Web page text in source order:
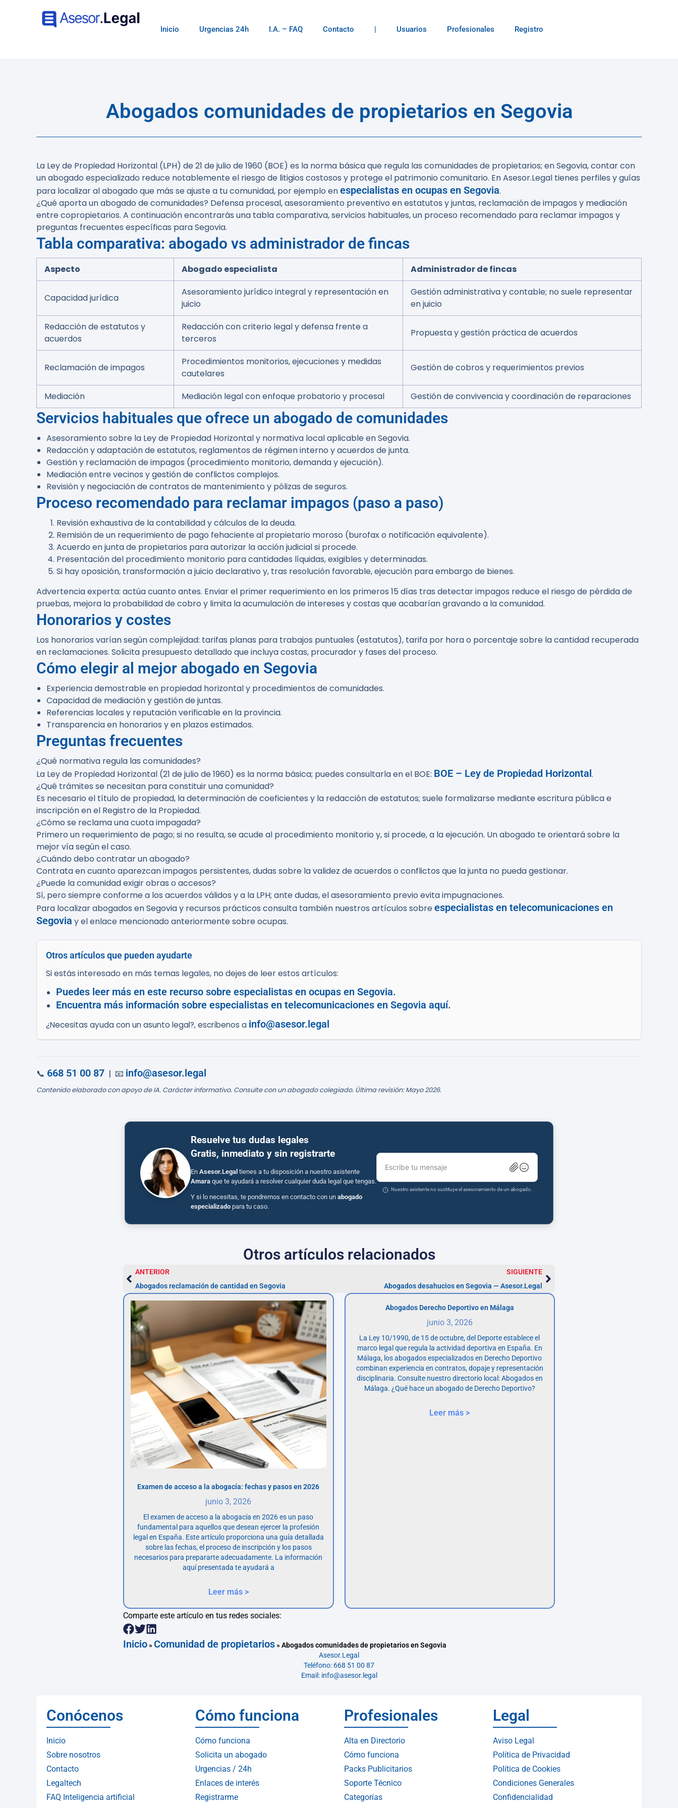
Inicio Urgencias 24h I.A. – FAQ Contacto | Usuarios Profesionales Registro
Abogados comunidades de propietarios en Segovia
La Ley de Propiedad Horizontal (LPH) de 21 de julio de 1960 (BOE) es la norma básica que regula las comunidades de propietarios; en Segovia, contar con
un abogado especializado reduce notablemente el riesgo de litigios costosos y protege el patrimonio comunitario. En Asesor.Legal tienes perfiles y guías
para localizar al abogado que más se ajuste a tu comunidad, por ejemplo enespecialistas en ocupas en Segovia.
¿Qué aporta un abogado de comunidades? Defensa procesal, asesoramiento preventivo en estatutos y juntas, reclamación de impagos y mediación
entre copropietarios. A continuación encontrarás una tabla comparativa, servicios habituales, un proceso recomendado para reclamar impagos y
preguntas frecuentes específicas para Segovia.
Tabla comparativa: abogado vs administrador de fincas
Aspecto Abogado especialista Administrador de fincas
Capacidad jurídica
Asesoramiento jurídico integral y representación en
juicio
Gestión administrativa y contable; no suele representar
en juicio
Redacción de estatutos y
acuerdos
Redacción con criterio legal y defensa frente a
terceros
Propuesta y gestión práctica de acuerdos
Reclamación de impagos
Procedimientos monitorios, ejecuciones y medidas
cautelares
Gestión de cobros y requerimientos previos
Mediación Mediación legal con enfoque probatorio y procesal Gestión de convivencia y coordinación de reparaciones
Servicios habituales que ofrece un abogado de comunidades
Asesoramiento sobre la Ley de Propiedad Horizontal y normativa local aplicable en Segovia.
Redacción y adaptación de estatutos, reglamentos de régimen interno y acuerdos de junta.
Gestión y reclamación de impagos (procedimiento monitorio, demanda y ejecución).
Mediación entre vecinos y gestión de conflictos complejos.
Revisión y negociación de contratos de mantenimiento y pólizas de seguros.
Proceso recomendado para reclamar impagos (paso a paso)
Revisión exhaustiva de la contabilidad y cálculos de la deuda.
Remisión de un requerimiento de pago fehaciente al propietario moroso (burofax o notificación equivalente).
Acuerdo en junta de propietarios para autorizar la acción judicial si procede.
Presentación del procedimiento monitorio para cantidades líquidas, exigibles y determinadas.
Si hay oposición, transformación a juicio declarativo y, tras resolución favorable, ejecución para embargo de bienes.
Advertencia experta: actúa cuanto antes. Enviar el primer requerimiento en los primeros 15 días tras detectar impagos reduce el riesgo de pérdida de
pruebas, mejora la probabilidad de cobro y limita la acumulación de intereses y costas que acabarían gravando a la comunidad.
Honorarios y costes
Los honorarios varían según complejidad: tarifas planas para trabajos puntuales (estatutos), tarifa por hora o porcentaje sobre la cantidad recuperada
en reclamaciones. Solicita presupuesto detallado que incluya costas, procurador y fases del proceso.
Cómo elegir al mejor abogado en Segovia
Experiencia demostrable en propiedad horizontal y procedimientos de comunidades.
Capacidad de mediación y gestión de juntas.
Referencias locales y reputación verificable en la provincia.
Transparencia en honorarios y en plazos estimados.
Preguntas frecuentes
¿Qué normativa regula las comunidades?
La Ley de Propiedad Horizontal (21 de julio de 1960) es la norma básica; puedes consultarla en el BOE: BOE – Ley de Propiedad Horizontal.
¿Qué trámites se necesitan para constituir una comunidad?
Es necesario el título de propiedad, la determinación de coeficientes y la redacción de estatutos; suele formalizarse mediante escritura pública e
inscripción en el Registro de la Propiedad.
¿Cómo se reclama una cuota impagada?
Primero un requerimiento de pago; si no resulta, se acude al procedimiento monitorio y, si procede, a la ejecución. Un abogado te orientará sobre la
mejor vía según el caso.
¿Cuándo debo contratar un abogado?
Contrata en cuanto aparezcan impagos persistentes, dudas sobre la validez de acuerdos o conflictos que la junta no pueda gestionar.
¿Puede la comunidad exigir obras o accesos?
Sí, pero siempre conforme a los acuerdos válidos y a la LPH; ante dudas, el asesoramiento previo evita impugnaciones.
Para localizar abogados en Segovia y recursos prácticos consulta también nuestros artículos sobreespecialistas en telecomunicaciones en
Segovia y el enlace mencionado anteriormente sobre ocupas.
Otros artículos que pueden ayudarte
Si estás interesado en más temas legales, no dejes de leer estos artículos:
Puedes leer más en este recurso sobre especialistas en ocupas en Segovia.
Encuentra más información sobre especialistas en telecomunicaciones en Segovia aquí.
¿Necesitas ayuda con un asunto legal?, escríbenos a info@asesor.legal
📞 668 51 00 87 | 📧 info@asesor.legal
Contenido elaborado con apoyo de IA. Carácter informativo. Consulte con un abogado colegiado. Última revisión: Mayo 2026.
Resuelve tus dudas legales
Gratis, inmediato y sin registrarte
En Asesor.Legal tienes a tu disposición a nuestro asistente
Amara que te ayudará a resolver cualquier duda legal que tengas.
Y si lo necesitas, te pondremos en contacto con un abogado
especializado para tu caso.
Escribe tu mensaje
Nuestro asistente no sustituye el asesoramiento de un abogado.
Otros artículos relacionados
ANTERIOR
Abogados reclamación de cantidad en Segovia
SIGUIENTE
Abogados desahucios en Segovia — Asesor.Legal
Examen de acceso a la abogacía: fechas y pasos en 2026
junio 3, 2026
El examen de acceso a la abogacía en 2026 es un paso
fundamental para aquellos que desean ejercer la profesión
legal en España. Este artículo proporciona una guía detallada
sobre las fechas, el proceso de inscripción y los pasos
necesarios para prepararte adecuadamente. La información
aquí presentada te ayudará a
Leer más >
Abogados Derecho Deportivo en Málaga
junio 3, 2026
La Ley 10/1990, de 15 de octubre, del Deporte establece el
marco legal que regula la actividad deportiva en España. En
Málaga, los abogados especializados en Derecho Deportivo
combinan experiencia en contratos, dopaje y representación
disciplinaria. Consulte nuestro directorio local: Abogados en
Málaga. ¿Qué hace un abogado de Derecho Deportivo?
Leer más >
Comparte este artículo en tus redes sociales:
Inicio» Comunidad de propietarios»Abogados comunidades de propietarios en Segovia
Asesor.Legal
Teléfono: 668 51 00 87
Email: info@asesor.legal
Conócenos
Inicio
Sobre nosotros
Contacto
Legaltech
FAQ Inteligencia artificial
Cómo funciona
Cómo funciona
Solicita un abogado
Urgencias / 24h
Enlaces de interés
Registrarme
Profesionales
Alta en Directorio
Cómo funciona
Packs Publicitarios
Soporte Técnico
Categorías
Legal
Aviso Legal
Política de Privacidad
Política de Cookies
Condiciones Generales
Confidencialidad